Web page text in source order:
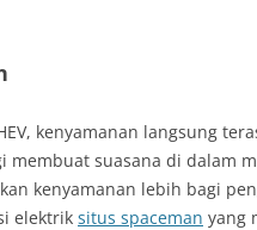
kenyamanan langsung
suasana di dalam
kenyamanan lebih bagi
elektrik situs spaceman yang